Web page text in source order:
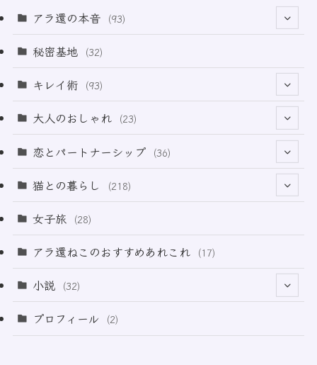
アラ還の本音 (93)
(69)
秘密基地 (32)
キレイ術 (93)
(32)
(49)
大人のおしゃれ (23)
(21)
(2)
恋とパートナーシップ (36)
(33)
(3)
猫との暮らし (218)
(21)
(73)
女子旅 (28)
アラ還ねこのおすすめあれこれ (17)
小説 (32)
プロフィール (2)